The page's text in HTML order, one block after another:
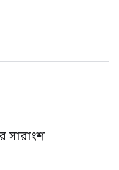
সারাংশ